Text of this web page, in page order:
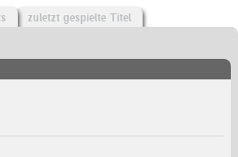
zuletzt gespielte Titel